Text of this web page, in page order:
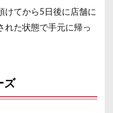
けてから5日後に店舗に
れた状態で手元に帰っ
ズ